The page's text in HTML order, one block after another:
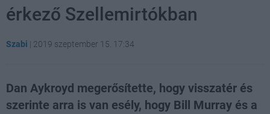
érkező Szellemirtókban
Szabi | 2019 szeptember 15. 17:34
Dan Aykroyd megerősítette, hogy visszatér és
szerinte arra is van esély, hogy Bill Murray és a